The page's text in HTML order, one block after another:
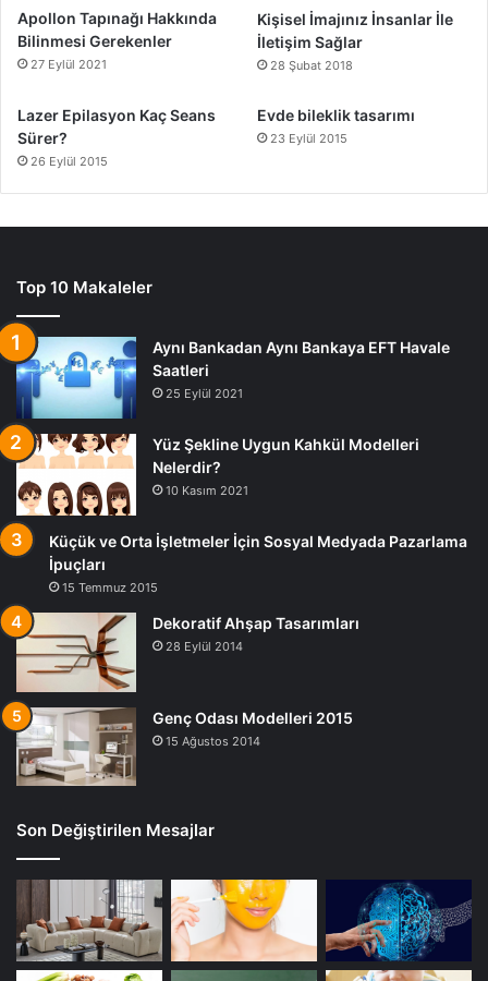
Apollon Tapınağı Hakkında
Bilinmesi Gerekenler
27 Eylül 2021
Kişisel İmajınız İnsanlar İle
İletişim Sağlar
28 Şubat 2018
Lazer Epilasyon Kaç Seans
Sürer?
26 Eylül 2015
Evde bileklik tasarımı
23 Eylül 2015
Top 10 Makaleler
Aynı Bankadan Aynı Bankaya EFT Havale
Saatleri
25 Eylül 2021
Yüz Şekline Uygun Kahkül Modelleri
Nelerdir?
10 Kasım 2021
Küçük ve Orta İşletmeler İçin Sosyal Medyada Pazarlama
İpuçları
15 Temmuz 2015
Dekoratif Ahşap Tasarımları
28 Eylül 2014
Genç Odası Modelleri 2015
15 Ağustos 2014
Son Değiştirilen Mesajlar